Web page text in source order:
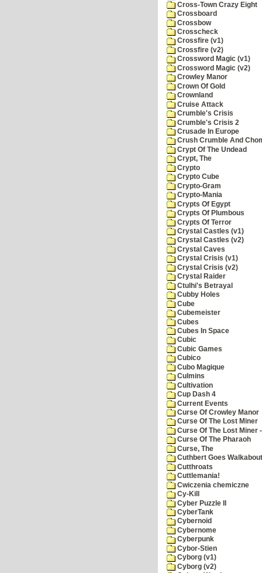
Cross-Town Crazy Eight
Crossboard
Crossbow
Crosscheck
Crossfire (v1)
Crossfire (v2)
Crossword Magic (v1)
Crossword Magic (v2)
Crowley Manor
Crown Of Gold
Crownland
Cruise Attack
Crumble's Crisis
Crumble's Crisis 2
Crusade In Europe
Crush Crumble And
Crypt Of The Undead
Crypt, The
Crypto
Crypto Cube
Crypto-Gram
Crypto-Mania
Crypts Of Egypt
Crypts Of Plumbous
Crypts Of Terror
Crystal Castles (v1)
Crystal Castles (v2)
Crystal Caves
Crystal Crisis (v1)
Crystal Crisis (v2)
Crystal Raider
Ctulhi's Betrayal
Cubby Holes
Cube
Cubemeister
Cubes
Cubes In Space
Cubic
Cubic Games
Cubico
Cubo Magique
Culmins
Cultivation
Cup Dash 4
Current Events
Curse Of Crowley Manor
Curse Of The Lost Miner
Curse Of The Lost Miner
Curse Of The Pharaoh
Curse, The
Cuthbert Goes Walkabout
Cutthroats
Cuttlemania!
Cwiczenia chemiczne
Cy-Kill
Cyber Puzzle II
CyberTank
Cybernoid
Cybernome
Cyberpunk
Cybor-Stien
Cyborg (v1)
Cyborg (v2)